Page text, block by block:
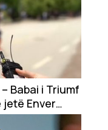
– Babai i Triumf
jetë Enver